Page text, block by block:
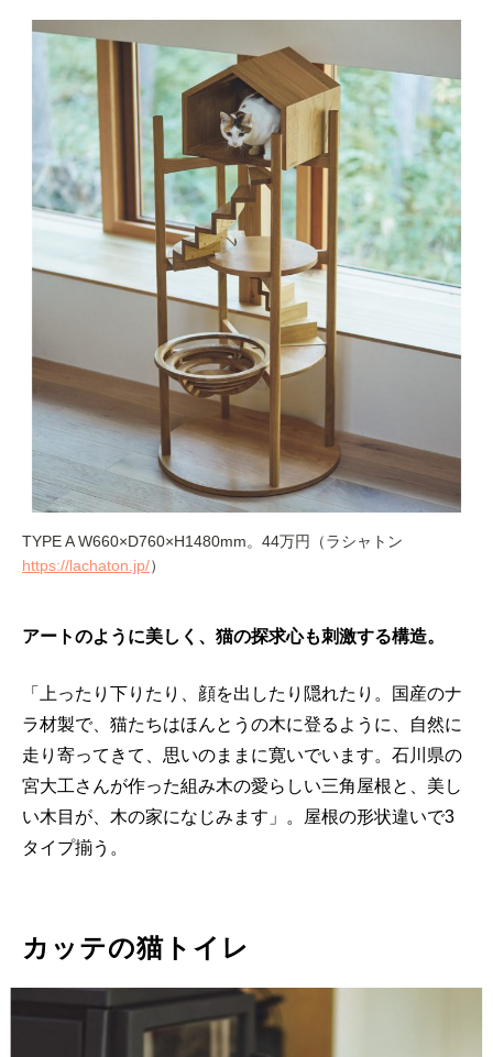
TYPE A W660×D760×H1480mm。44万円（ラシャトン
https://lachaton.jp/）
アートのように美しく、猫の探求心も刺激する構造。
「上ったり下りたり、顔を出したり隠れたり。国産のナ
ラ材製で、猫たちはほんとうの木に登るように、自然に
走り寄ってきて、思いのままに寛いでいます。石川県の
宮大工さんが作った組み木の愛らしい三角屋根と、美し
い木目が、木の家になじみます」。屋根の形状違いで3
タイプ揃う。
カッテの猫トイレ